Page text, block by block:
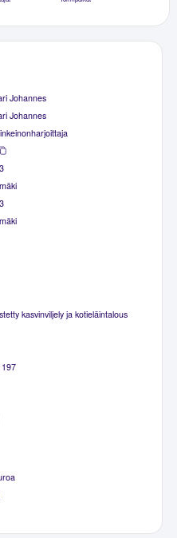
Johannes
Johannes
kasvinviljely ja kotieläintalous